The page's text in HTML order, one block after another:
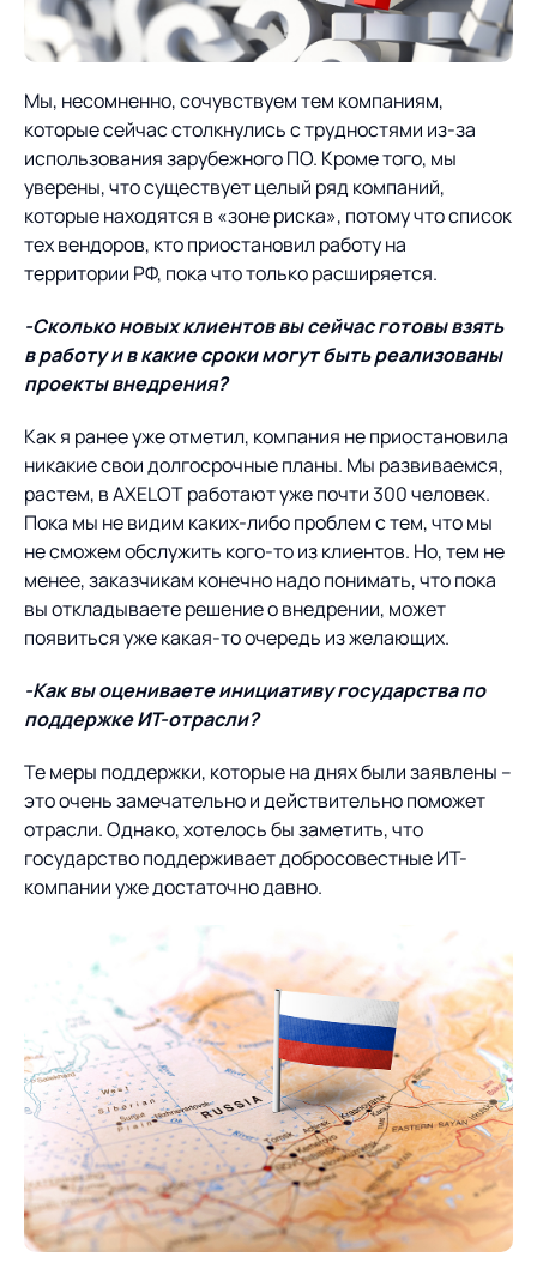
Мы, несомненно, сочувствуем тем компаниям,
которые сейчас столкнулись с трудностями из-за
использования зарубежного ПО. Кроме того, мы
уверены, что существует целый ряд компаний,
которые находятся в «зоне риска», потому что список
тех вендоров, кто приостановил работу на
территории РФ, пока что только расширяется.
-Сколько новых клиентов вы сейчас готовы взять
в работу и в какие сроки могут быть реализованы
проекты внедрения?
Как я ранее уже отметил, компания не приостановила
никакие свои долгосрочные планы. Мы развиваемся,
растем, в AXELOT работают уже почти 300 человек.
Пока мы не видим каких-либо проблем с тем, что мы
не сможем обслужить кого-то из клиентов. Но, тем не
менее, заказчикам конечно надо понимать, что пока
вы откладываете решение о внедрении, может
появиться уже какая-то очередь из желающих.
-Как вы оцениваете инициативу государства по
поддержке ИТ-отрасли?
Те меры поддержки, которые на днях были заявлены –
это очень замечательно и действительно поможет
отрасли. Однако, хотелось бы заметить, что
государство поддерживает добросовестные ИТ-
компании уже достаточно давно.